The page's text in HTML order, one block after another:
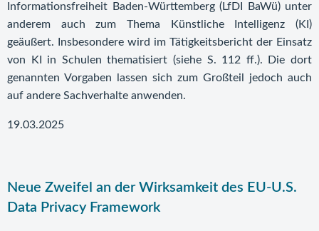
Informationsfreiheit Baden-Württemberg (LfDI BaWü) unter
anderem auch zum Thema Künstliche Intelligenz (KI)
geäußert. Insbesondere wird im Tätigkeitsbericht der Einsatz
von KI in Schulen thematisiert (siehe S. 112 ff.). Die dort
genannten Vorgaben lassen sich zum Großteil jedoch auch
auf andere Sachverhalte anwenden.
19.03.2025
Neue Zweifel an der Wirksamkeit des EU-U.S.
Data Privacy Framework